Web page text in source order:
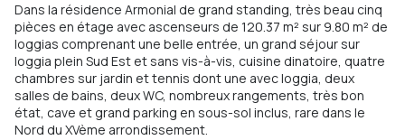
Dans la résidence Armonial de grand standing, très beau cinq
pièces en étage avec ascenseurs de 120.37 m² sur 9.80 m² de
loggias comprenant une belle entrée, un grand séjour sur
loggia plein Sud Est et sans vis-à-vis, cuisine dinatoire, quatre
chambres sur jardin et tennis dont une avec loggia, deux
salles de bains, deux WC, nombreux rangements, très bon
état, cave et grand parking en sous-sol inclus, rare dans le
Nord du XVème arrondissement.